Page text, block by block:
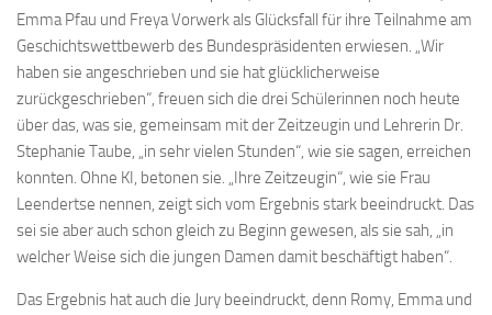
Emma Pfau und Freya Vorwerk als Glücksfall für ihre Teilnahme am
Geschichtswettbewerb des Bundespräsidenten erwiesen. „Wir
haben sie angeschrieben und sie hat glücklicherweise
zurückgeschrieben“, freuen sich die drei Schülerinnen noch heute
über das, was sie, gemeinsam mit der Zeitzeugin und Lehrerin Dr.
Stephanie Taube, „in sehr vielen Stunden“, wie sie sagen, erreichen
konnten. Ohne KI, betonen sie. „Ihre Zeitzeugin“, wie sie Frau
Leendertse nennen, zeigt sich vom Ergebnis stark beeindruckt. Das
sei sie aber auch schon gleich zu Beginn gewesen, als sie sah, „in
welcher Weise sich die jungen Damen damit beschäftigt haben“.
Das Ergebnis hat auch die Jury beeindruckt, denn Romy, Emma und